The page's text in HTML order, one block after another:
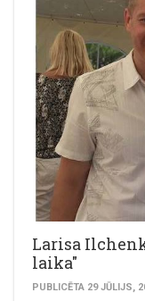
Larisa
laika"
PUBLICĒTA 29 JŪLIJS,